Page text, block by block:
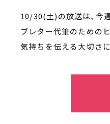
10/30(土)の放送は、今
ブレター代筆のための
気持ちを伝える大切さに